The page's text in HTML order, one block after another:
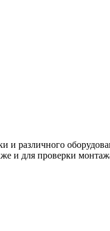
и различного
и для проверки